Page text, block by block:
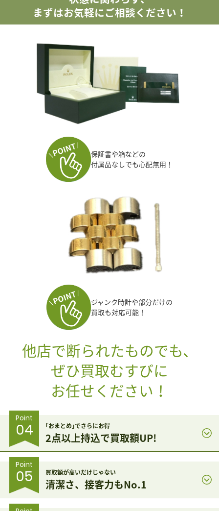
まずはお気軽にご相談ください！
保証書や箱などの
付属品なしでも心配無用！
ジャンク時計や部分だけの
買取も対応可能！
他店で断られたものでも、
ぜひ買取むすびに
お任せください！
Point
04 ｢おまとめ｣でさらにお得
2点以上持込で買取額UP!
Point
05 買取額が高いだけじゃない
清潔さ、接客力もNo.1